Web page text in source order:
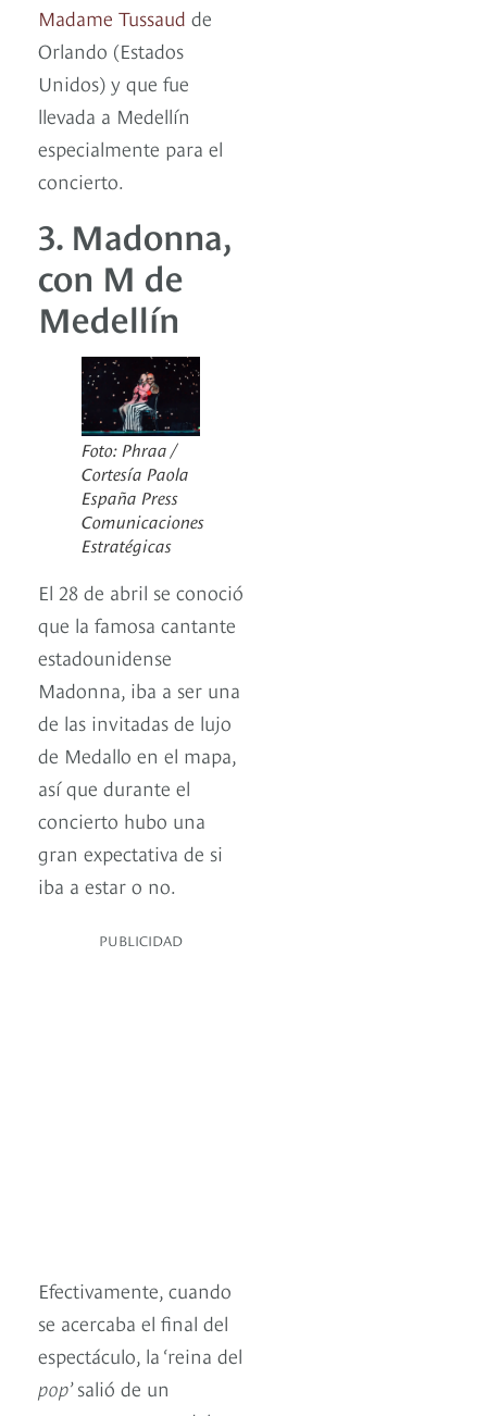
Madame Tussaud de
Orlando (Estados
Unidos) y que fue
llevada a Medellín
especialmente para el
concierto.
3. Madonna,
con M de
Medellín
Foto: Phraa /
Cortesía Paola
España Press
Comunicaciones
Estratégicas
El 28 de abril se conoció
que la famosa cantante
estadounidense
Madonna, iba a ser una
de las invitadas de lujo
de Medallo en el mapa,
así que durante el
concierto hubo una
gran expectativa de si
iba a estar o no.
PUBLICIDAD
Efectivamente, cuando
se acercaba el final del
espectáculo, la ‘reina del
pop’ salió de un